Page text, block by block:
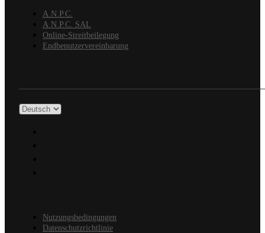
A.N.P.C.
A.N.P.C. SAL
Online-Streitbeilegung
Endbenutzervereinbarung
Nutzungsbedingungen
Datenschutzrichtlinie